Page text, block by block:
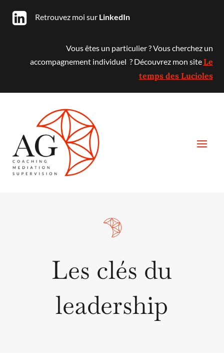
Retrouvez moi sur LinkedIn
Vous êtes un particulier ? Vous cherchez un
accompagnement individuel ? Découvrez mon siteLe
temps des Lucioles
Les clés du
leadership